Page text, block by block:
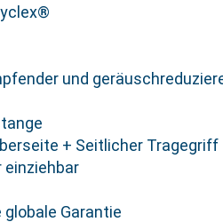
und
+ Seitlicher Tragegriff
einziehbar
Garantie